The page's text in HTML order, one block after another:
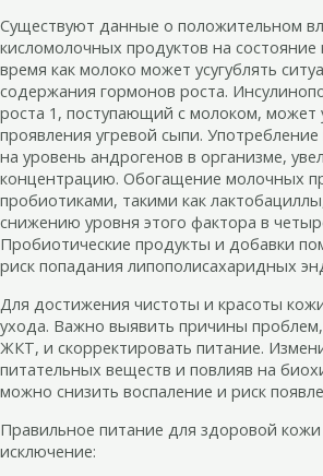
Существуют данные о положительном
кисломолочных продуктов на состояние
время как молоко может усугублять
содержания гормонов роста.
роста 1, поступающий с молоком, может
проявления угревой сыпи.
на уровень андрогенов в организме,
концентрацию. Обогащение молочных
пробиотиками, такими как
снижению уровня этого фактора в
Пробиотические продукты и добавки
риск попадания липополисахаридных
Для достижения чистоты и красоты
ухода. Важно выявить причины проблем,
ЖКТ, и скорректировать питание.
питательных веществ и повлияв на
можно снизить воспаление и риск
Правильное питание для здоровой
исключение: